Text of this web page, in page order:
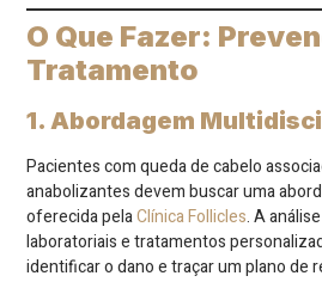
O Que Fazer:
Tratamento
1. Abordagem
Pacientes com queda de cabelo
anabolizantes devem buscar uma
oferecida pelaClínica Follicles. A
laboratoriais e tratamentos
identificar o dano e traçar um plano de